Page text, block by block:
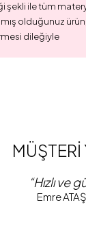
şekli ile tüm
olduğunuz
dileğiyle
“Hızlı ve
Emre